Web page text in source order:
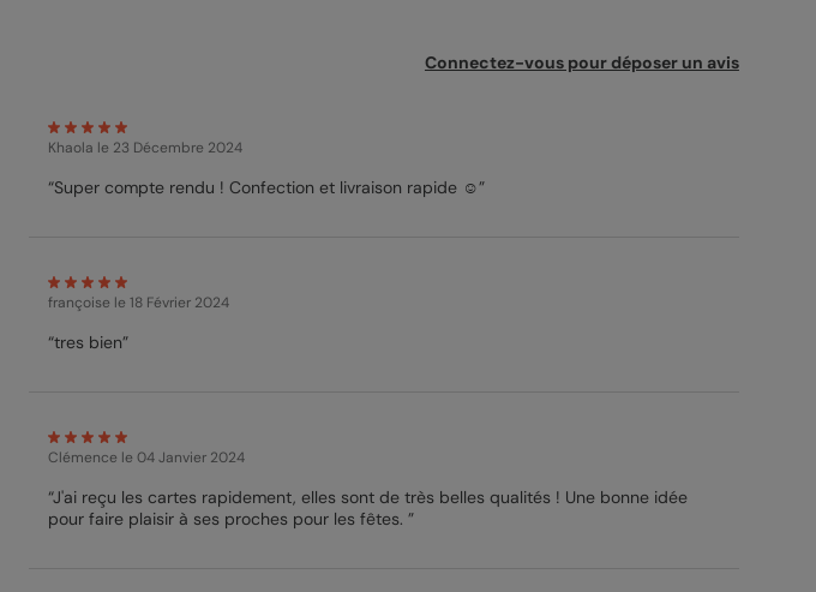
Connectez-vous pour déposer un avis
Khaola le 23 Décembre 2024
“Super compte rendu ! Confection et livraison rapide ☺️”
françoise le 18 Février 2024
“tres bien”
Clémence le 04 Janvier 2024
“J'ai reçu les cartes rapidement, elles sont de très belles qualités ! Une bonne idée
pour faire plaisir à ses proches pour les fêtes. ”